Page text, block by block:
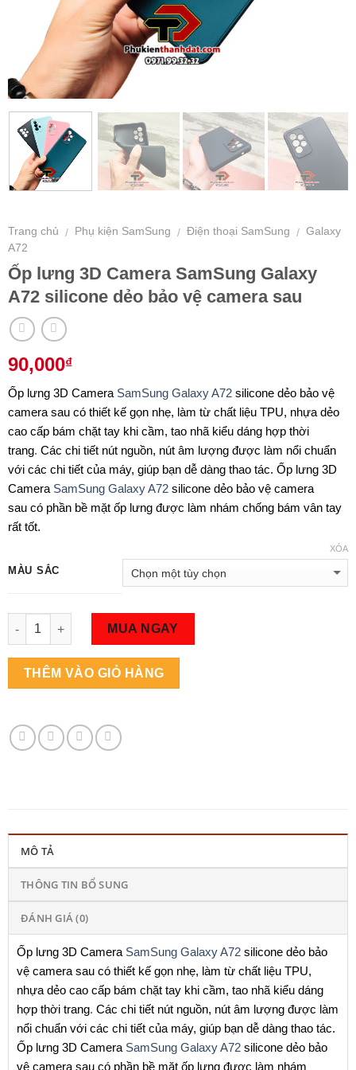
Trang chủ / Phụ kiện SamSung / Điện thoại SamSung / Galaxy
A72
Ốp lưng 3D Camera SamSung Galaxy
A72 silicone dẻo bảo vệ camera sau
90,000₫
Ốp lưng 3D Camera SamSung Galaxy A72 silicone dẻo bảo vệ
camera sau có thiết kế gọn nhẹ, làm từ chất liệu TPU, nhựa dẻo
cao cấp bám chặt tay khi cầm, tao nhã kiểu dáng hợp thời
trang. Các chi tiết nút nguồn, nút âm lượng được làm nổi chuẩn
với các chi tiết của máy, giúp bạn dễ dàng thao tác. Ốp lưng 3D
Camera SamSung Galaxy A72 silicone dẻo bảo vệ camera
sau có phần bề mặt ốp lưng được làm nhám chống bám vân tay
rất tốt.
MÀU SẮC
XÓA
Số lượng
MUA NGAY
THÊM VÀO GIỎ HÀNG
MÔ TẢ
THÔNG TIN BỔ SUNG
ĐÁNH GIÁ (0)
Ốp lưng 3D Camera SamSung Galaxy A72 silicone dẻo bảo
vệ camera sau có thiết kế gọn nhẹ, làm từ chất liệu TPU,
nhựa dẻo cao cấp bám chặt tay khi cầm, tao nhã kiểu dáng
hợp thời trang. Các chi tiết nút nguồn, nút âm lượng được làm
nổi chuẩn với các chi tiết của máy, giúp bạn dễ dàng thao tác.
Ốp lưng 3D Camera SamSung Galaxy A72 silicone dẻo bảo
vệ camera sau có phần bề mặt ốp lưng được làm nhám